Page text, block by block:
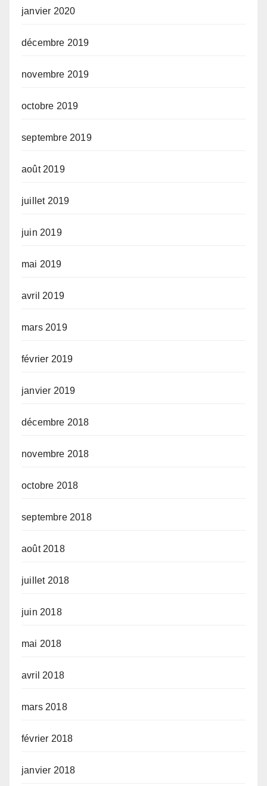
janvier 2020
décembre 2019
novembre 2019
octobre 2019
septembre 2019
août 2019
juillet 2019
juin 2019
mai 2019
avril 2019
mars 2019
février 2019
janvier 2019
décembre 2018
novembre 2018
octobre 2018
septembre 2018
août 2018
juillet 2018
juin 2018
mai 2018
avril 2018
mars 2018
février 2018
janvier 2018